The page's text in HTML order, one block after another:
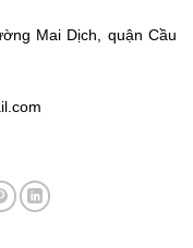
Mai Dịch, quận Cầu